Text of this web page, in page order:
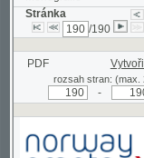
/190
PDF Vytvořit
rozsah stran: (max. 20)